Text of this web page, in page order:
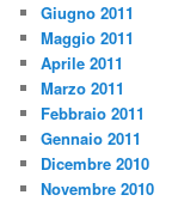
Giugno 2011
Maggio 2011
Aprile 2011
Marzo 2011
Febbraio 2011
Gennaio 2011
Dicembre 2010
Novembre 2010